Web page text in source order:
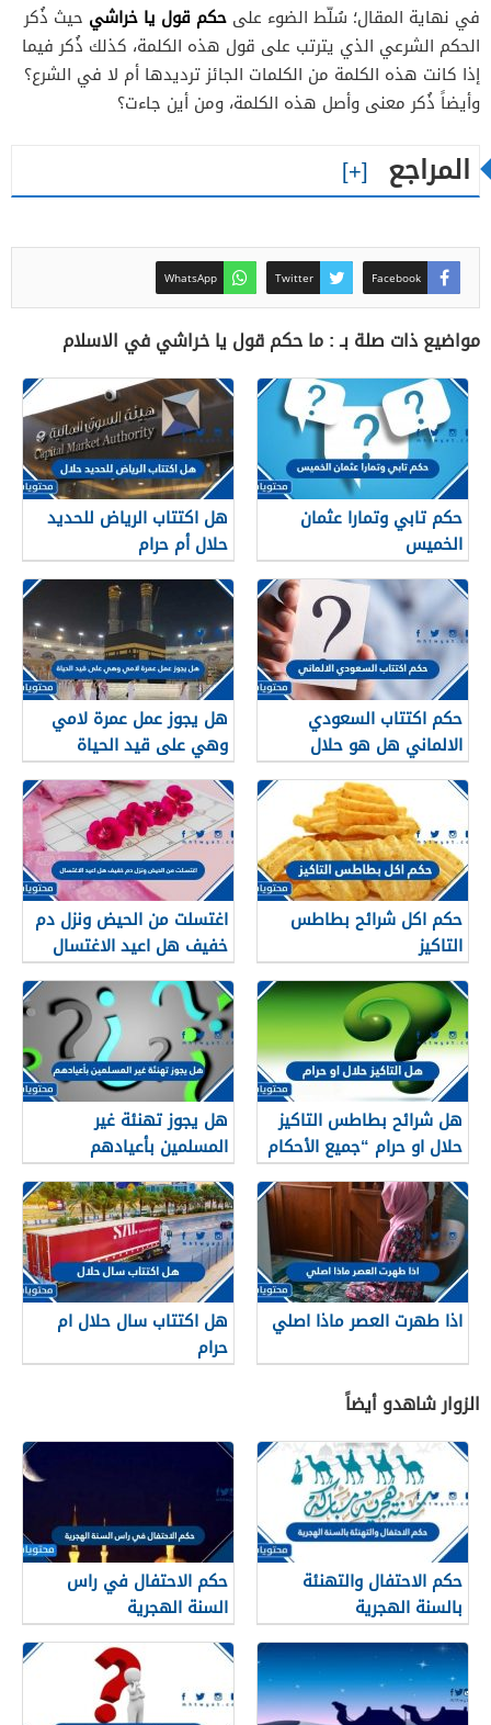
في نهاية المقال؛ سُلّط الضوء على حكم قول يا خراشي حيث ذُكر
الحكم الشرعي الذي يترتب على قول هذه الكلمة، كذلك ذُكر فيما
إذا كانت هذه الكلمة من الكلمات الجائز ترديدها أم لا في الشرع؟
وأيضاً ذُكر معنى وأصل هذه الكلمة، ومن أين جاءت؟
المراجع
Facebook
Twitter
WhatsApp
مواضيع ذات صلة بـ : ما حكم قول يا خراشي في الاسلام
حكم تابي وتمارا عثمان
الخميس
هل اكتتاب الرياض للحديد
حلال أم حرام
حكم اكتتاب السعودي
الالماني هل هو حلال
هل يجوز عمل عمرة لامي
وهي على قيد الحياة
حكم اكل شرائح بطاطس
التاكيز
اغتسلت من الحيض ونزل دم
خفيف هل اعيد الاغتسال
هل شرائح بطاطس التاكيز
حلال او حرام “جميع الأحكام
الشرعية”
هل يجوز تهنئة غير
المسلمين بأعيادهم
اذا طهرت العصر ماذا اصلي
هل اكتتاب سال حلال ام
حرام
الزوار شاهدو أيضاً
حكم الاحتفال والتهنئة
بالسنة الهجرية
حكم الاحتفال في راس
السنة الهجرية